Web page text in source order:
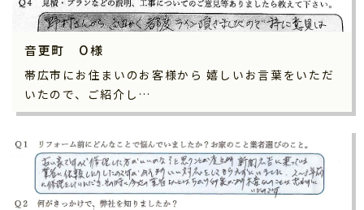
音更町 O様
帯広市にお住まいのお客様から 嬉しいお言葉をいただ
いたので、ご紹介し…